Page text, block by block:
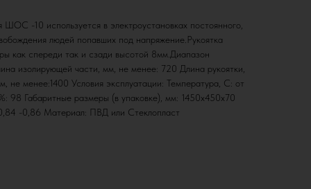
-10 используется в электроустановках постоянного,
людей попавших под напряжение.Рукоятка
как спереди так и сзади высотой 8мм.Диапазон
изолирующей части, мм, не менее: 720 Длина рукоятки,
менее:1400 Условия эксплуатации: Температура, С: от
98 Габаритные размеры (в упаковке), мм: 1450х450х70
-0,86 Материал: ПВД или Стеклопласт